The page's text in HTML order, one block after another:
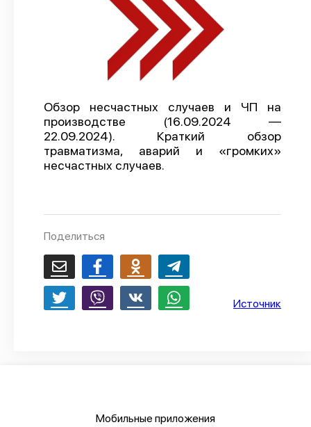
Трудовые конфликты
Отчеты
Предложить публикацию
API
О проекте
Политика конфиденциальности
Обзор несчастных случаев и ЧП на
производстве (16.09.2024 —
22.09.2024). Краткий обзор
травматизма, аварий и «громких»
несчастных случаев.
Поделиться
Источник
Мобильные приложения